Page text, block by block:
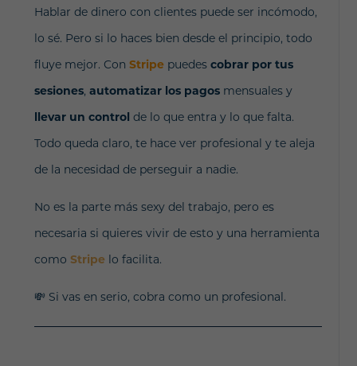
Hablar de dinero con clientes puede ser incómodo,
lo sé. Pero si lo haces bien desde el principio, todo
fluye mejor. Con Stripepuedescobrar por tus
sesiones, automatizar los pagosmensuales y
llevar un control de lo que entra y lo que falta.
Todo queda claro, te hace ver profesional y te aleja
de la necesidad de perseguir a nadie.
No es la parte más sexy del trabajo, pero es
necesaria si quieres vivir de esto y una herramienta
como Stripe lo facilita.
💸 Si vas en serio, cobra como un profesional.